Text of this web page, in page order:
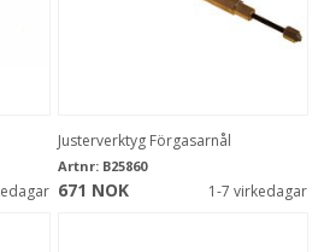
Justerverktyg Förgasarnål
Artnr: B25860
671 NOK 1-7 virkedagar